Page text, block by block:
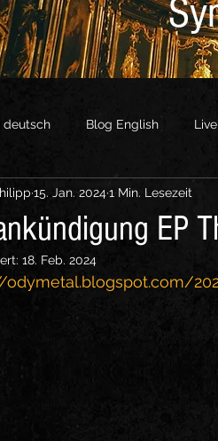
deutsch Blog English
Sonstige Videos Other Videos
EP
15. Jan. 2024 1 Min. Lesezeit
18. Feb. 2024
odymetal.blogspot.com/